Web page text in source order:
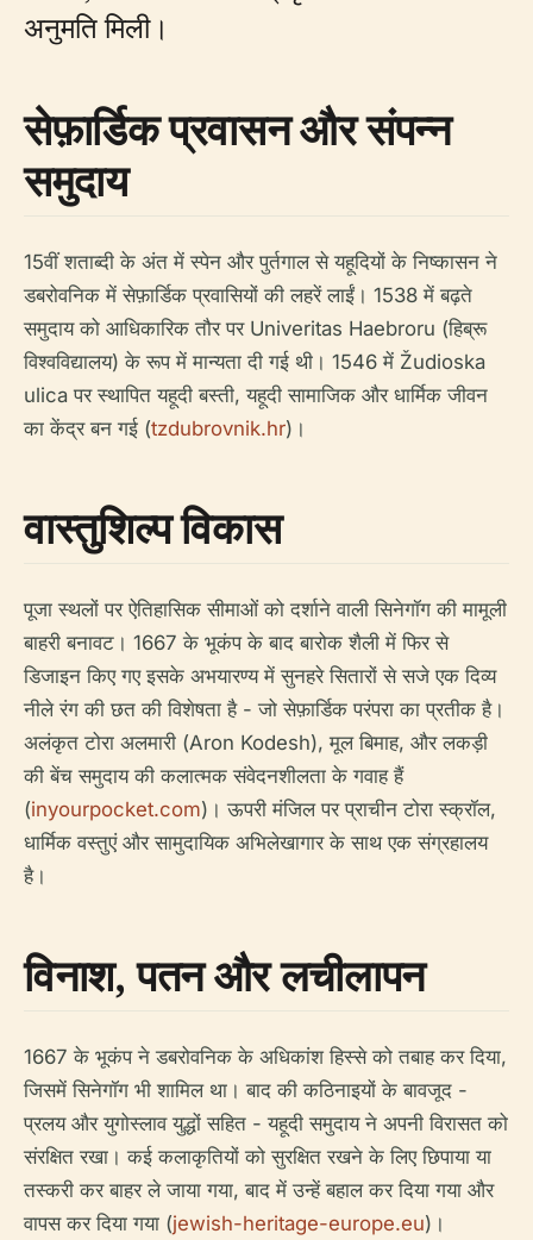
अनुमति मिली।
सेफ़ार्डिक प्रवासन और संपन्न
समुदाय
15वीं शताब्दी के अंत में स्पेन और पुर्तगाल से यहूदियों के निष्कासन ने
डबरोवनिक में सेफ़ार्डिक प्रवासियों की लहरें लाईं। 1538 में बढ़ते
समुदाय को आधिकारिक तौर पर Univeritas Haebroru (हिब्रू
विश्वविद्यालय) के रूप में मान्यता दी गई थी। 1546 में Žudioska
ulica पर स्थापित यहूदी बस्ती, यहूदी सामाजिक और धार्मिक जीवन
का केंद्र बन गई (tzdubrovnik.hr)।
वास्तुशिल्प विकास
पूजा स्थलों पर ऐतिहासिक सीमाओं को दर्शाने वाली सिनेगॉग की मामूली
बाहरी बनावट। 1667 के भूकंप के बाद बारोक शैली में फिर से
डिजाइन किए गए इसके अभयारण्य में सुनहरे सितारों से सजे एक दिव्य
नीले रंग की छत की विशेषता है - जो सेफ़ार्डिक परंपरा का प्रतीक है।
अलंकृत टोरा अलमारी (Aron Kodesh), मूल बिमाह, और लकड़ी
की बेंच समुदाय की कलात्मक संवेदनशीलता के गवाह हैं
(inyourpocket.com)। ऊपरी मंजिल पर प्राचीन टोरा स्क्रॉल,
धार्मिक वस्तुएं और सामुदायिक अभिलेखागार के साथ एक संग्रहालय
है।
विनाश, पतन और लचीलापन
1667 के भूकंप ने डबरोवनिक के अधिकांश हिस्से को तबाह कर दिया,
जिसमें सिनेगॉग भी शामिल था। बाद की कठिनाइयों के बावजूद -
प्रलय और युगोस्लाव युद्धों सहित - यहूदी समुदाय ने अपनी विरासत को
संरक्षित रखा। कई कलाकृतियों को सुरक्षित रखने के लिए छिपाया या
तस्करी कर बाहर ले जाया गया, बाद में उन्हें बहाल कर दिया गया और
वापस कर दिया गया (jewish-heritage-europe.eu)।